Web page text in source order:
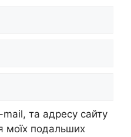
та адресу сайту
моїх подальших